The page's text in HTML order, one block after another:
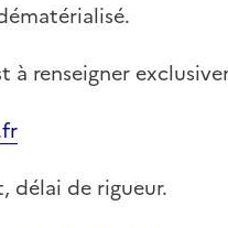
à renseigner
délai de rigueur.